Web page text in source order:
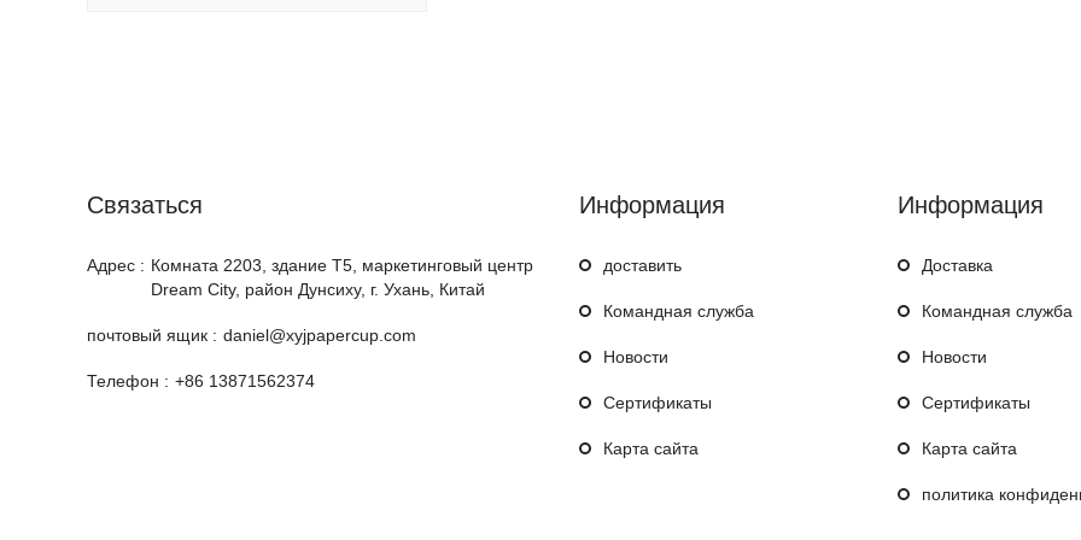
Cвязаться
Адрес : Комната 2203, здание T5, маркетинговый центр
Dream City, район Дунсиху, г. Ухань, Китай
почтовый ящик : daniel@xyjpapercup.com
Телефон : +86 13871562374
Информация
доставить
Командная служба
Hовости
Сертификаты
Карта сайта
Информация
Доставка
Командная служба
Новости
Сертификаты
Карта сайта
политика